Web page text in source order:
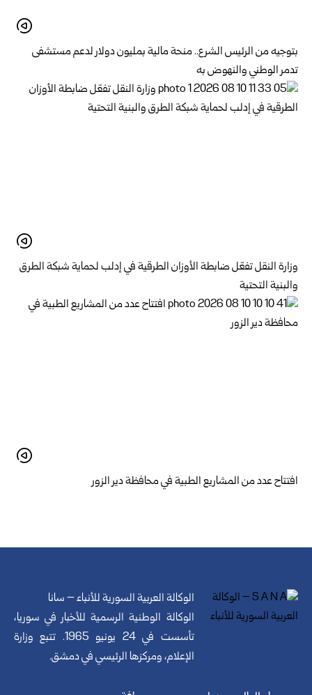
بتوجيه من الرئيس الشرع.. منحة مالية بمليون دولار لدعم ‌‏مستشفى
تدمر الوطني والنهوض به‏
وزارة النقل تفعّل ضابطة الأوزان الطرقية في إدلب لحماية شبكة الطرق
والبنية التحتية
افتتاح عدد من المشاريع الطبية في محافظة دير الزور
الوكالة العربية السورية للأنباء – سانا
الوكالة الوطنية الرسمية للأخبار في سوريا،
تأسست في 24 يونيو 1965. تتبع وزارة
الإعلام، ومركزها الرئيسي في دمشق.